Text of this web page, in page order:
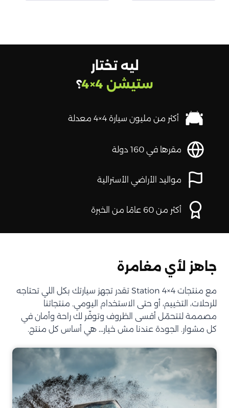
ليه تختار
ستيشن 4×4
؟
أكثر من مليون سيارة 4×4 معدلة
مقرها في 160 دولة
مواليد الأراضي الأسترالية
أكثر من 60 عامًا من الخبرة
جاهز لأي مغامرة
مع منتجات Station 4×4 تقدر تجهز سيارتك بكل اللي تحتاجه
للرحلات، التخييم، أو حتى الاستخدام اليومي. منتجاتنا
مصممة لتتحمّل أقسى الظروف وتوفّر لك راحة وأمان في
كل مشوار. الجودة عندنا مش خيار… هي أساس كل منتج.